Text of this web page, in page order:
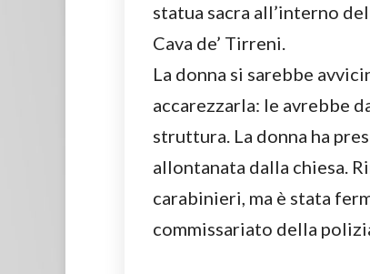
statua sacra all’interno
Cava de’ Tirreni.
La donna si sarebbe
accarezzarla: le avrebbe
struttura. La donna ha
allontanata dalla chiesa.
carabinieri, ma è stata
commissariato della